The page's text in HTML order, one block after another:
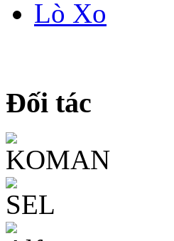
Lò Xo
Đối tác